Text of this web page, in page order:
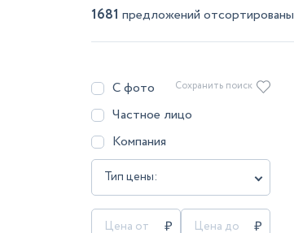
1681 предложений отсортированы
С фото
Частное лицо
Компания
Тип цены:
Сохранить поиск